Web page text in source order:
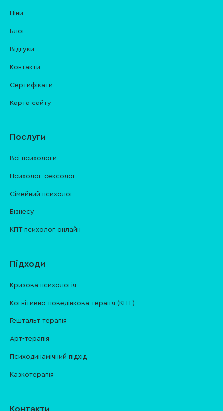
Ціни
Блог
Відгуки
Контакти
Cертифікати
Карта сайту
Послуги
Всі психологи
Психолог-сексолог
Сімейний психолог
Бізнесу
КПТ психолог онлайн
Підходи
Кризова психологія
Когнітивно-поведінкова терапія (КПТ)
Гештальт терапія
Арт-терапія
Психодинамічний підхід
Казкотерапія
Контакти